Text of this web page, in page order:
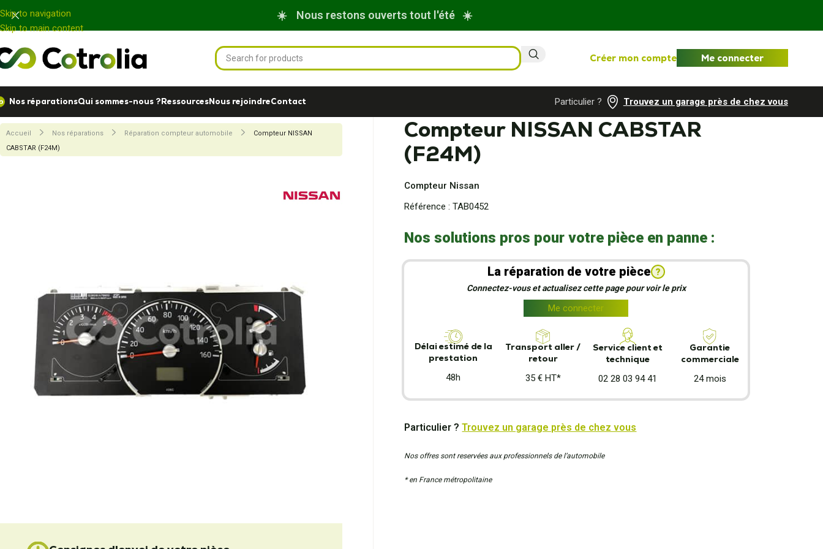
Panneau de gestion des cookies
Skip to navigation
Skip to main content
☀️ Nous restons ouverts tout l'été ☀️
Créer mon compte Me connecter
Nos réparationsQui sommes-nous ?RessourcesNous rejoindreContact Particulier ? Trouvez un garage près de chez vous
Compteur NISSAN CABSTAR
(F24M)
Compteur Nissan
Référence :TAB0452
Nos solutions pros pour votre pièce en panne :
La réparation de votre pièce ?
Connectez-vous et actualisez cette page pour voir le prix
Me connecter
Délai estimé de la
prestation
48h
Transport aller /
retour
35 € HT*
Service client et
technique
02 28 03 94 41
Garantie
commerciale
24 mois
Particulier ?Trouvez un garage près de chez vous
Nos offres sont reservées aux professionnels de l’automobile
* en France métropolitaine
Accueil Nos réparations Réparation compteur automobile
Compteur NISSAN
CABSTAR (F24M)